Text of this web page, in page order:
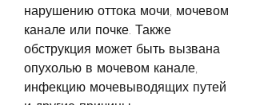
нарушению оттока мочи, мочевом
канале или почке. Также
обструкция может быть вызвана
опухолью в мочевом канале,
инфекцию мочевыводящих путей